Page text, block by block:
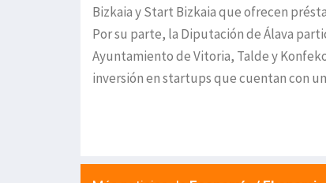
Bizkaia y Start Bizkaia que ofrecen
Por su parte, la Diputación de Álava
Ayuntamiento de Vitoria, Talde y
inversión en startups que cuentan con